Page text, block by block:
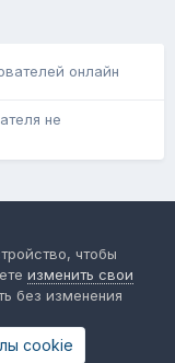
онлайн
не
чтобы
изменить свои
без изменения
сookie